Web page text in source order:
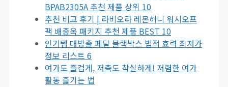
BPAB2305A 추천 제품 상위 10
추천 비교 후기 | 라비오라 레몬허니 워시오프
팩 배종옥 패키지 추천 제품 BEST 10
인기템 대방출 페달 블랙박스 법적 효력 최저가
정보 리스트 6
여가도 즐겁게, 저축도 착실하게! 저렴한 여가
활동 즐기는 법